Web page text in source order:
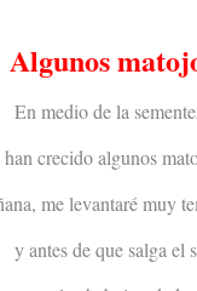
Algunos
En medio de la
han crecido algunos
me levantaré muy
y antes de que salga el